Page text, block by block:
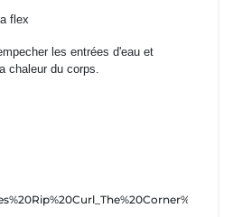
flex
les entrées d'eau et
chaleur du corps.